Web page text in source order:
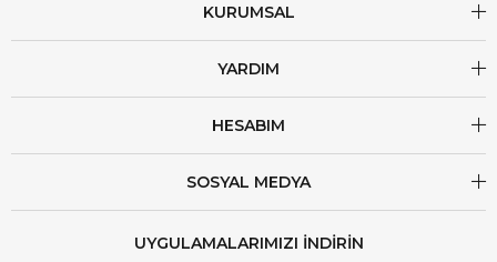
KURUMSAL
YARDIM
HESABIM
SOSYAL MEDYA
UYGULAMALARIMIZI İNDİRİN